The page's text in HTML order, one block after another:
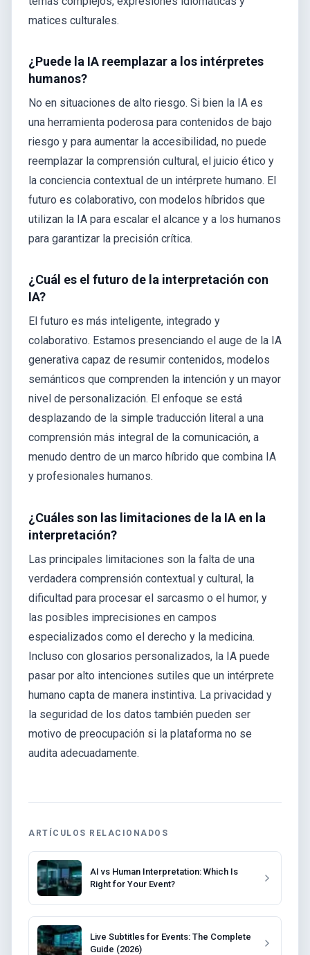
matices culturales.
¿Puede la IA reemplazar a los intérpretes
humanos?
No en situaciones de alto riesgo. Si bien la IA es
una herramienta poderosa para contenidos de bajo
riesgo y para aumentar la accesibilidad, no puede
reemplazar la comprensión cultural, el juicio ético y
la conciencia contextual de un intérprete humano. El
futuro es colaborativo, con modelos híbridos que
utilizan la IA para escalar el alcance y a los humanos
para garantizar la precisión crítica.
¿Cuál es el futuro de la interpretación con
IA?
El futuro es más inteligente, integrado y
colaborativo. Estamos presenciando el auge de la IA
generativa capaz de resumir contenidos, modelos
semánticos que comprenden la intención y un mayor
nivel de personalización. El enfoque se está
desplazando de la simple traducción literal a una
comprensión más integral de la comunicación, a
menudo dentro de un marco híbrido que combina IA
y profesionales humanos.
¿Cuáles son las limitaciones de la IA en la
interpretación?
Las principales limitaciones son la falta de una
verdadera comprensión contextual y cultural, la
dificultad para procesar el sarcasmo o el humor, y
las posibles imprecisiones en campos
especializados como el derecho y la medicina.
Incluso con glosarios personalizados, la IA puede
pasar por alto intenciones sutiles que un intérprete
humano capta de manera instintiva. La privacidad y
la seguridad de los datos también pueden ser
motivo de preocupación si la plataforma no se
audita adecuadamente.
ARTÍCULOS RELACIONADOS
AI vs Human Interpretation: Which Is
Right for Your Event?
Live Subtitles for Events: The Complete
Guide (2026)